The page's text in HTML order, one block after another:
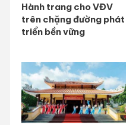
Hành trang cho VĐV
trên chặng đường phát
triển bền vững